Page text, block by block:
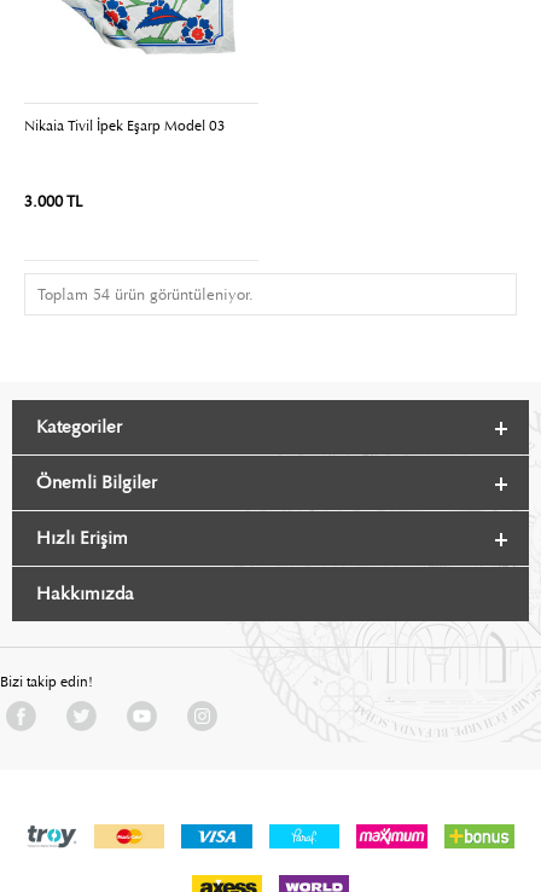
Nikaia Tivil İpek Eşarp Model 03
3.000 TL
Toplam 54 ürün görüntüleniyor.
Kategoriler
Önemli Bilgiler
Hızlı Erişim
Hakkımızda
Bizi takip edin!